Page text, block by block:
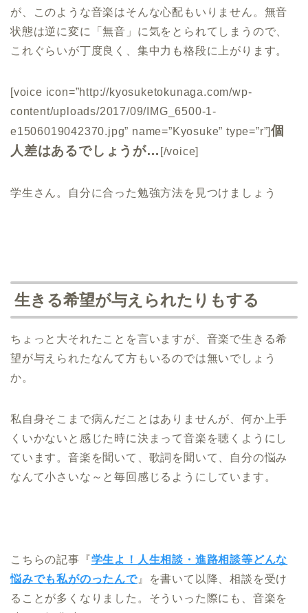
が、このような音楽はそんな心配もいりません。無音
状態は逆に変に「無音」に気をとられてしまうので、
これぐらいが丁度良く、集中力も格段に上がります。
[voice icon=”http://kyosuketokunaga.com/wp-
content/uploads/2017/09/IMG_6500-1-
e1506019042370.jpg” name=”Kyosuke” type=”r”]個
人差はあるでしょうが… [/voice]
学生さん。自分に合った勉強方法を見つけましょう
生きる希望が与えられたりもする
ちょっと大それたことを言いますが、音楽で生きる希
望が与えられたなんて方もいるのでは無いでしょう
か。
私自身そこまで病んだことはありませんが、何か上手
くいかないと感じた時に決まって音楽を聴くようにし
ています。音楽を聞いて、歌詞を聞いて、自分の悩み
なんて小さいな～と毎回感じるようにしています。
こちらの記事『学生よ！人生相談・進路相談等どんな
悩みでも私がのったんで』を書いて以降、相談を受け
ることが多くなりました。そういった際にも、音楽を